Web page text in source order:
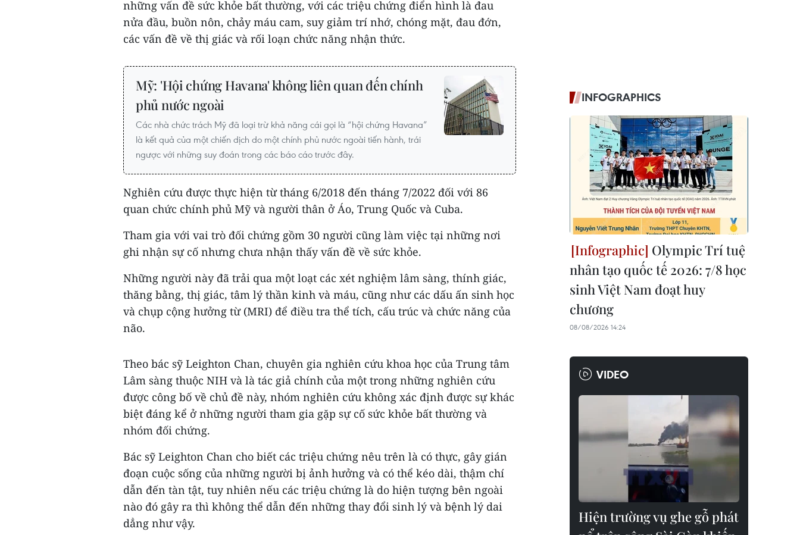
những vấn đề sức khỏe bất thường, với các triệu chứng điển hình là đau
nửa đầu, buồn nôn, chảy máu cam, suy giảm trí nhớ, chóng mặt, đau đớn,
các vấn đề về thị giác và rối loạn chức năng nhận thức.
Mỹ: 'Hội chứng Havana' không liên quan đến chính
phủ nước ngoài
Các nhà chức trách Mỹ đã loại trừ khả năng cái gọi là “hội chứng Havana”
là kết quả của một chiến dịch do một chính phủ nước ngoài tiến hành, trái
ngược với những suy đoán trong các báo cáo trước đây.
Nghiên cứu được thực hiện từ tháng 6/2018 đến tháng 7/2022 đối với 86
quan chức chính phủ Mỹ và người thân ở Áo, Trung Quốc và Cuba.
Tham gia với vai trò đối chứng gồm 30 người cũng làm việc tại những nơi
ghi nhận sự cố nhưng chưa nhận thấy vấn đề về sức khỏe.
Những người này đã trải qua một loạt các xét nghiệm lâm sàng, thính giác,
thăng bằng, thị giác, tâm lý thần kinh và máu, cũng như các dấu ấn sinh học
và chụp cộng hưởng từ (MRI) để điều tra thể tích, cấu trúc và chức năng của
não.
Theo bác sỹ Leighton Chan, chuyên gia nghiên cứu khoa học của Trung tâm
Lâm sàng thuộc NIH và là tác giả chính của một trong những nghiên cứu
được công bố về chủ đề này, nhóm nghiên cứu không xác định được sự khác
biệt đáng kể ở những người tham gia gặp sự cố sức khỏe bất thường và
nhóm đối chứng.
Bác sỹ Leighton Chan cho biết các triệu chứng nêu trên là có thực, gây gián
đoạn cuộc sống của những người bị ảnh hưởng và có thể kéo dài, thậm chí
dẫn đến tàn tật, tuy nhiên nếu các triệu chứng là do hiện tượng bên ngoài
nào đó gây ra thì không thể dẫn đến những thay đổi sinh lý và bệnh lý dai
dẳng như vậy.
INFOGRAPHICS
Olympic Trí tuệ
nhân tạo quốc tế 2026: 7/8 học
sinh Việt Nam đoạt huy
chương
08/08/2026 14:24
VIDEO
Hiện trường vụ ghe gỗ phát